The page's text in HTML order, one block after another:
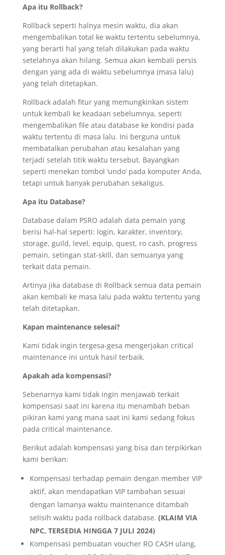
Apa itu Rollback?
Rollback seperti halnya mesin waktu, dia akan
mengembalikan total ke waktu tertentu sebelumnya,
yang berarti hal yang telah dilakukan pada waktu
setelahnya akan hilang. Semua akan kembali persis
dengan yang ada di waktu sebelumnya (masa lalu)
yang telah ditetapkan.
Rollback adalah fitur yang memungkinkan sistem
untuk kembali ke keadaan sebelumnya, seperti
mengembalikan file atau database ke kondisi pada
waktu tertentu di masa lalu. Ini berguna untuk
membatalkan perubahan atau kesalahan yang
terjadi setelah titik waktu tersebut. Bayangkan
seperti menekan tombol ‘undo’ pada komputer Anda,
tetapi untuk banyak perubahan sekaligus.
Apa itu Database?
Database dalam PSRO adalah data pemain yang
berisi hal-hal seperti: login, karakter, inventory,
storage, guild, level, equip, quest, ro cash, progress
pemain, setingan stat-skill, dan semuanya yang
terkait data pemain.
Artinya jika database di Rollback semua data pemain
akan kembali ke masa lalu pada waktu tertentu yang
telah ditetapkan.
Kapan maintenance selesai?
Kami tidak ingin tergesa-gesa mengerjakan critical
maintenance ini untuk hasil terbaik.
Apakah ada kompensasi?
Sebenarnya kami tidak ingin menjawab terkait
kompensasi saat ini karena itu menambah beban
pikiran kami yang mana saat ini kami sedang fokus
pada critical maintenance.
Berikut adalah kompensasi yang bisa dan terpikirkan
kami berikan:
Kompensasi terhadap pemain dengan member VIP
aktif, akan mendapatkan VIP tambahan sesuai
dengan lamanya waktu maintenance ditambah
selisih waktu pada rollback database. (KLAIM VIA
NPC, TERSEDIA HINGGA 7 JULI 2024)
Kompensasi pembuatan voucher RO CASH ulang,